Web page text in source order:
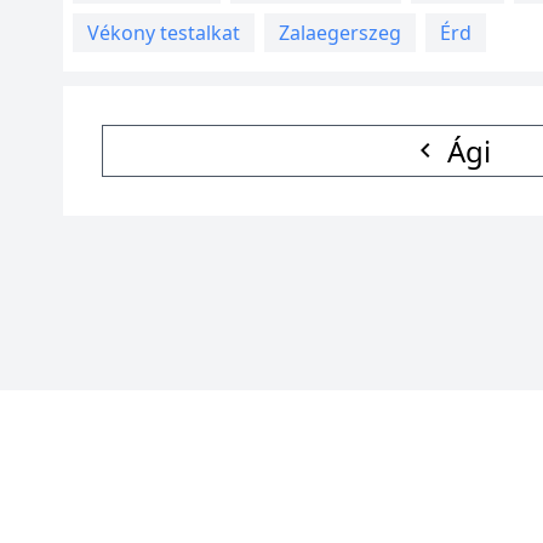
Vékony testalkat
Zalaegerszeg Érd
Ági